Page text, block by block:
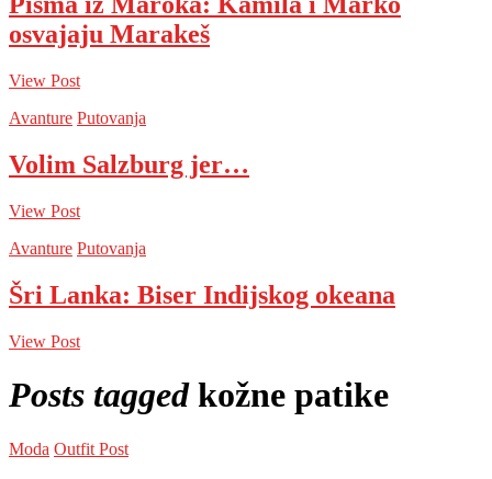
osvajaju Marakeš
View Post
Avanture Putovanja
Volim Salzburg jer…
View Post
Avanture Putovanja
Šri Lanka: Biser Indijskog okeana
View Post
Posts tagged kožne patike
Moda Outfit Post